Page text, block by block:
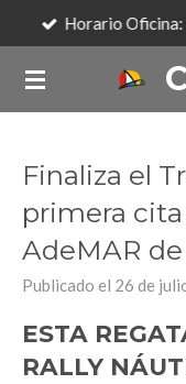
contenido
principal
Horario Oficina:
Finaliza el
primera
AdeMAR
Publicado el 26 de
ESTA
RALLY